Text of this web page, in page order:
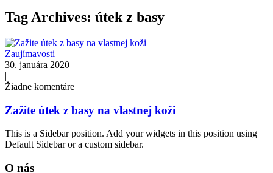
Tag Archives: útek z basy
Zaujímavosti
30. januára 2020
|
Žiadne komentáre
Zažite útek z basy na vlastnej koži
This is a Sidebar position. Add your widgets in this position using
Default Sidebar or a custom sidebar.
O nás